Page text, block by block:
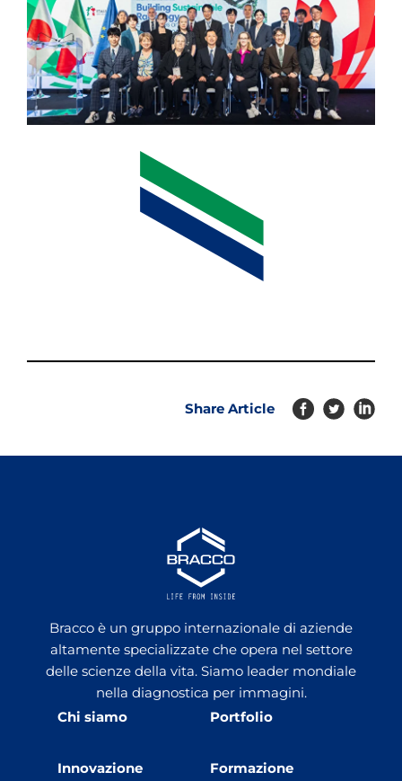
Share Article
Bracco è un gruppo internazionale di aziende
altamente specializzate che opera nel settore
delle scienze della vita. Siamo leader mondiale
nella diagnostica per immagini.
Chi siamo
Portfolio
Innovazione Formazione